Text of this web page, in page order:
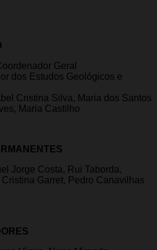
Geral
dos Estudos Geológicos e
Cristina Silva, Maria dos Santos
Maria Castilho
Jorge Costa, Rui Taborda,
Garret, Pedro Canavilhas